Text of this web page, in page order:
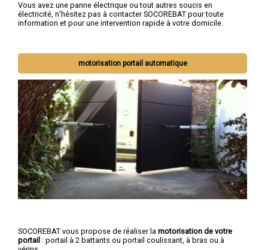
Vous avez une panne électrique ou tout autres soucis en
électricité, n’hésitez pas à contacter SOCOREBAT pour toute
information et pour une intervention rapide à votre domicile.
motorisation portail automatique
SOCOREBAT vous propose de réaliser la motorisation de votre
portail : portail à 2 battants ou portail coulissant, à bras ou à